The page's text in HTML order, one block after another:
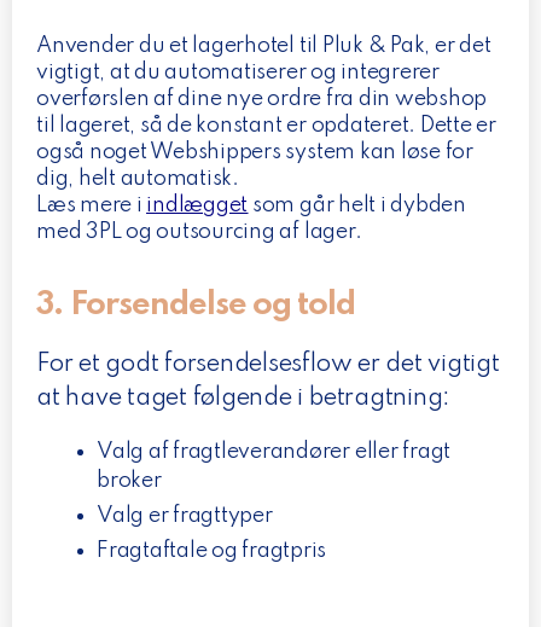
Anvender du et lagerhotel til Pluk & Pak, er det
vigtigt, at du automatiserer og integrerer
overførslen af dine nye ordre fra din webshop
til lageret, så de konstant er opdateret. Dette er
også noget Webshippers system kan løse for
dig, helt automatisk.
Læs mere i indlægget som går helt i dybden
med 3PL og outsourcing af lager.
3. Forsendelse og told
For et godt forsendelsesflow er det vigtigt
at have taget følgende i betragtning:
Valg af fragtleverandører eller fragt
broker
Valg er fragttyper
Fragtaftale og fragtpris